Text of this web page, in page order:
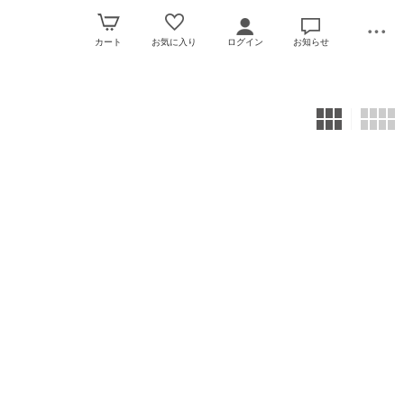
カート お気に入り ログイン お知らせ